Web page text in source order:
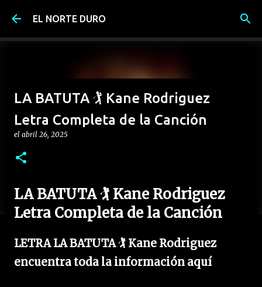
Ir al contenido principal
EL NORTE DURO
LA BATUTA 🏌️ Kane Rodriguez
Letra Completa de la Canción
el abril 26, 2025
LA BATUTA 🏌️ Kane Rodriguez
Letra Completa de la Canción
LETRA LA BATUTA 🏌️ Kane Rodriguez
encuentra toda la información aquí